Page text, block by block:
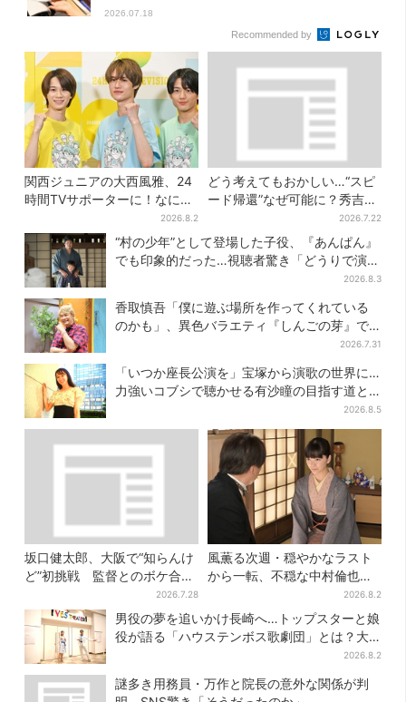
2026.07.18
Recommended by
関西ジュニアの大西風雅、24
時間TVサポーターに！なにわ
男子・藤原丈一郎からの応援
メッセージを告白
2026.8.2
どう考えてもおかしい…“スピ
ード帰還”なぜ可能に？秀吉が
噂した、3人目の謀反人【豊臣
兄弟】
2026.7.22
“村の少年”として登場した子役、『あんぱん』
でも印象的だった…視聴者驚き「どうりで演技
2026.8.3
香取慎吾「僕に遊ぶ場所を作ってくれている
のかも」、異色バラエティ『しんごの芽』で
2026.7.31
「いつか座長公演を」宝塚から演歌の世界に…
力強いコブシで聴かせる有沙瞳の目指す道と
2026.8.5
坂口健太郎、大阪で“知らんけ
ど”初挑戦 監督とのボケ合戦
2026.7.28
風薫る次週・穏やかなラスト
から一転、不穏な中村倫也の
登場に視聴者期待「いよいよ
登場だ」
2026.8.2
男役の夢を追いかけ長崎へ…トップスターと娘
役が語る「ハウステンボス歌劇団」とは？大
2026.8.2
謎多き用務員・万作と院長の意外な関係が判